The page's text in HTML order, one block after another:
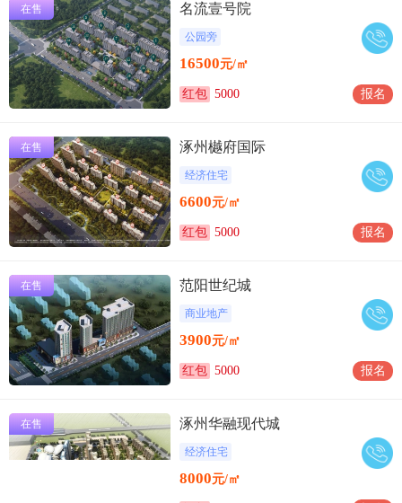
在售 名流壹号院
公园旁
16500元/㎡
红包 5000 报名
在售 涿州樾府国际
经济住宅
6600元/㎡
红包 5000 报名
在售 范阳世纪城
商业地产
3900元/㎡
红包 5000 报名
在售 涿州华融现代城
经济住宅
8000元/㎡